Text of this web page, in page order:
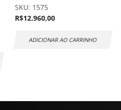
SKU: 1575
R$12.960,00
ADICIONAR AO CARRINHO